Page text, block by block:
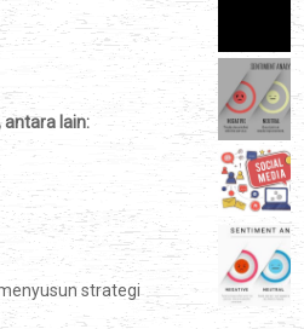
lain:
strategi